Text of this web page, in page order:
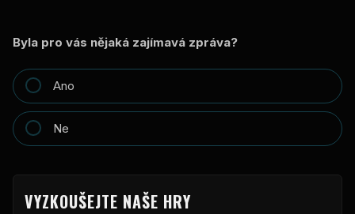
Byla pro vás nějaká zajímavá zpráva?
Ano
Ne
VYZKOUŠEJTE NAŠE HRY